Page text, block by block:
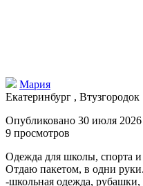
Мария
Екатеринбург , Втузгородок
Опубликовано 30 июля 2026
9 просмотров
Одежда для школы, спорта и
Отдаю пакетом, в одни руки.
-школьная одежда, рубашки,